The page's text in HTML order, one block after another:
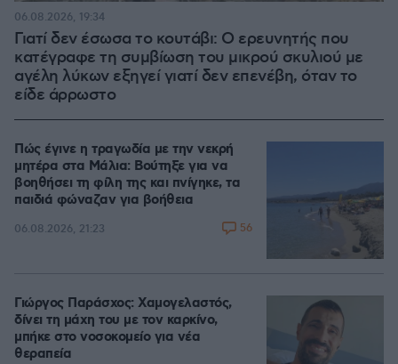
Γιατί δεν έσωσα το κουτάβι: Ο ερευνητής που
κατέγραφε τη συμβίωση του μικρού σκυλιού με
αγέλη λύκων εξηγεί γιατί δεν επενέβη, όταν το
είδε άρρωστο
06.08.2026, 19:34
Πώς έγινε η τραγωδία με την νεκρή
μητέρα στα Μάλια: Βούτηξε για να
βοηθήσει τη φίλη της και πνίγηκε, τα
παιδιά φώναζαν για βοήθεια
06.08.2026, 21:23 56
Γιώργος Παράσχος: Χαμογελαστός,
δίνει τη μάχη του με τον καρκίνο,
μπήκε στο νοσοκομείο για νέα
θεραπεία